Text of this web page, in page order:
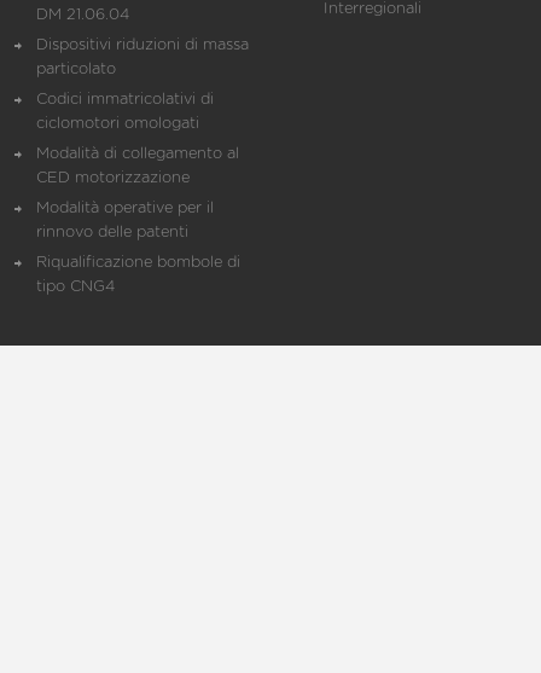
DM 21.06.04
Dispositivi riduzioni di massa
particolato
Codici immatricolativi di
ciclomotori omologati
Modalità di collegamento al
CED motorizzazione
Modalità operative per il
rinnovo delle patenti
Riqualificazione bombole di
tipo CNG4
Interregionali